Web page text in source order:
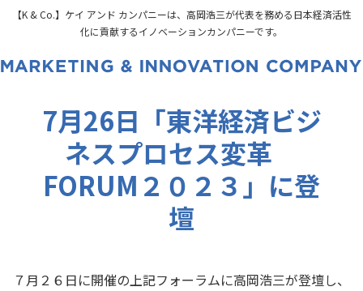
【K & Co.】ケイ アンド カンパニーは、高岡浩三が代表を務める日本経済活性
化に貢献するイノベーションカンパニーです。
7月26日「東洋経済ビジ
ネスプロセス変革
FORUM２０２３」に登
壇
７月２６日に開催の上記フォーラムに高岡浩三が登壇し、